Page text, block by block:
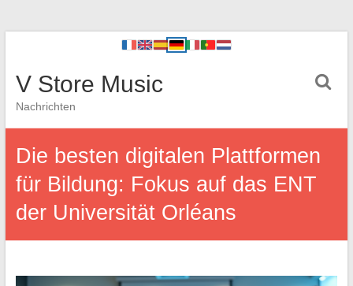
V Store Music
Nachrichten
Die besten digitalen Plattformen
für Bildung: Fokus auf das ENT
der Universität Orléans